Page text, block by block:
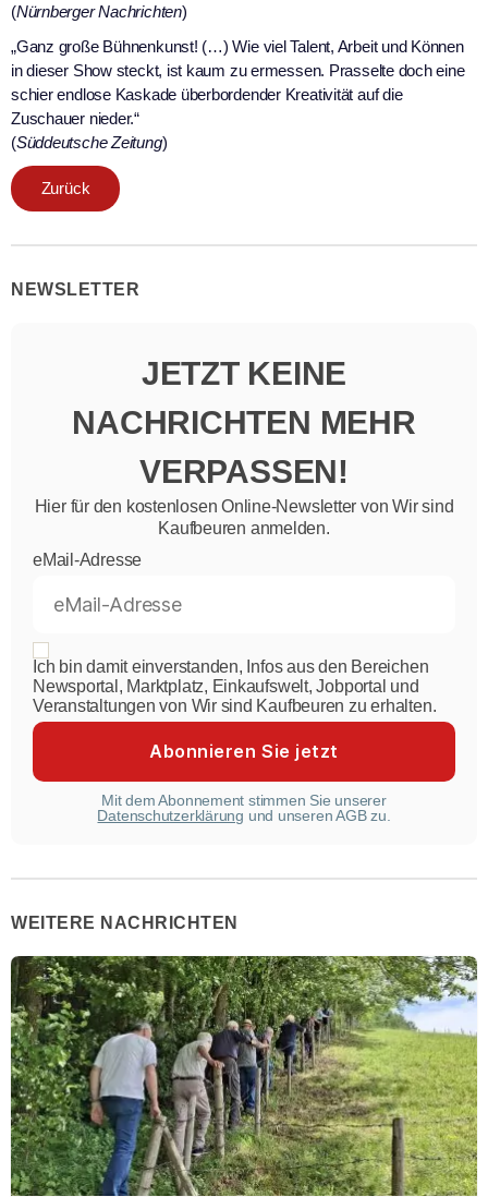
(Nürnberger Nachrichten)
„Ganz große Bühnenkunst! (…) Wie viel Talent, Arbeit und Können
in dieser Show steckt, ist kaum zu ermessen. Prasselte doch eine
schier endlose Kaskade überbordender Kreativität auf die
Zuschauer nieder.“
(Süddeutsche Zeitung)
Zurück
NEWSLETTER
JETZT KEINE
NACHRICHTEN MEHR
VERPASSEN!
Hier für den kostenlosen Online-Newsletter von Wir sind
Kaufbeuren anmelden.
eMail-Adresse
Ich bin damit einverstanden, Infos aus den Bereichen
Newsportal, Marktplatz, Einkaufswelt, Jobportal und
Veranstaltungen von Wir sind Kaufbeuren zu erhalten.
Mit dem Abonnement stimmen Sie unserer
Datenschutzerklärung und unseren AGB zu.
WEITERE NACHRICHTEN